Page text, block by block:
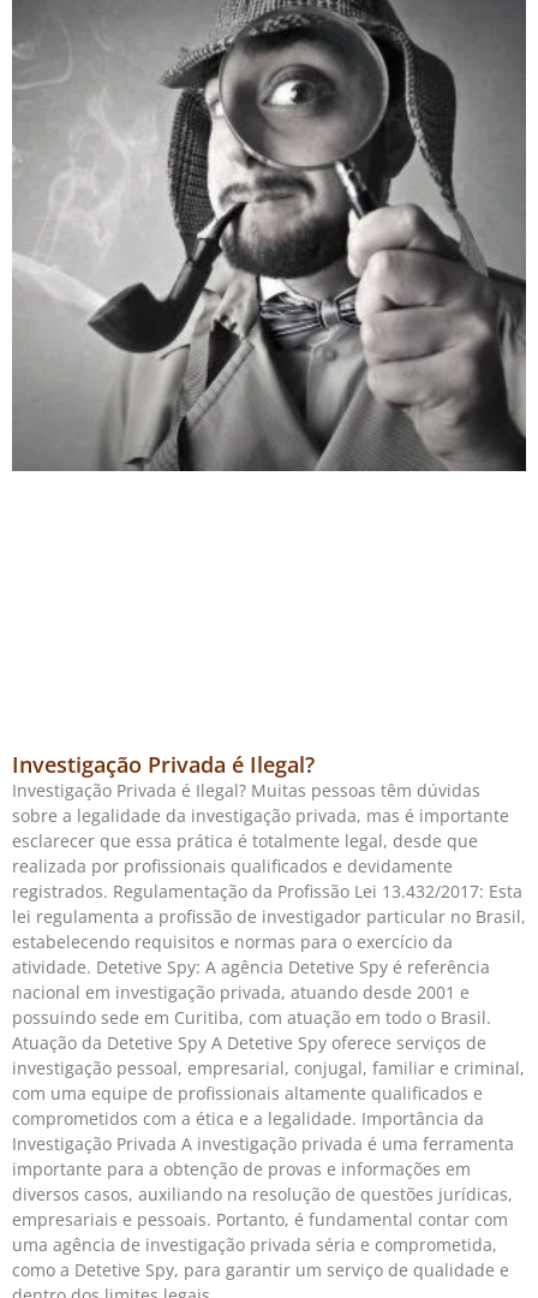
Investigação Privada é Ilegal?
Investigação Privada é Ilegal? Muitas pessoas têm dúvidas
sobre a legalidade da investigação privada, mas é importante
esclarecer que essa prática é totalmente legal, desde que
realizada por profissionais qualificados e devidamente
registrados. Regulamentação da Profissão Lei 13.432/2017: Esta
lei regulamenta a profissão de investigador particular no Brasil,
estabelecendo requisitos e normas para o exercício da
atividade. Detetive Spy: A agência Detetive Spy é referência
nacional em investigação privada, atuando desde 2001 e
possuindo sede em Curitiba, com atuação em todo o Brasil.
Atuação da Detetive Spy A Detetive Spy oferece serviços de
investigação pessoal, empresarial, conjugal, familiar e criminal,
com uma equipe de profissionais altamente qualificados e
comprometidos com a ética e a legalidade. Importância da
Investigação Privada A investigação privada é uma ferramenta
importante para a obtenção de provas e informações em
diversos casos, auxiliando na resolução de questões jurídicas,
empresariais e pessoais. Portanto, é fundamental contar com
uma agência de investigação privada séria e comprometida,
como a Detetive Spy, para garantir um serviço de qualidade e